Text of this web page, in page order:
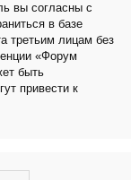
вы согласны с
в базе
третьим лицам без
«Форум
быть
привести к